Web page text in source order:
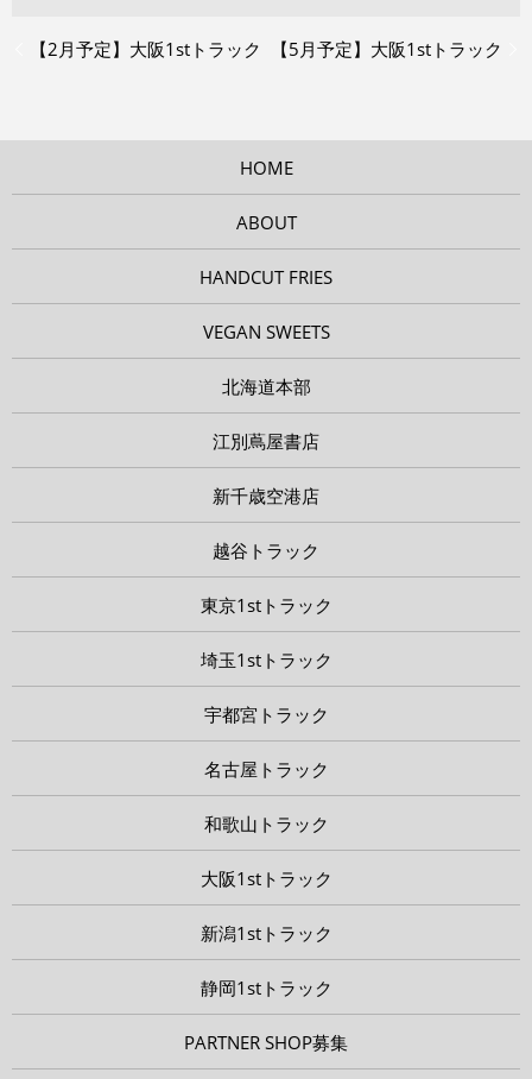
【2月予定】大阪1stトラック 【5月予定】大阪1stトラック
HOME
ABOUT
HANDCUT FRIES
VEGAN SWEETS
北海道本部
江別蔦屋書店
新千歳空港店
越谷トラック
東京1stトラック
埼玉1stトラック
宇都宮トラック
名古屋トラック
和歌山トラック
大阪1stトラック
新潟1stトラック
静岡1stトラック
PARTNER SHOP募集